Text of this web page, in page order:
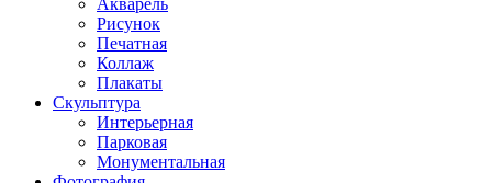
Акварель
Рисунок
Печатная
Коллаж
Плакаты
Скульптура
Интерьерная
Парковая
Монументальная